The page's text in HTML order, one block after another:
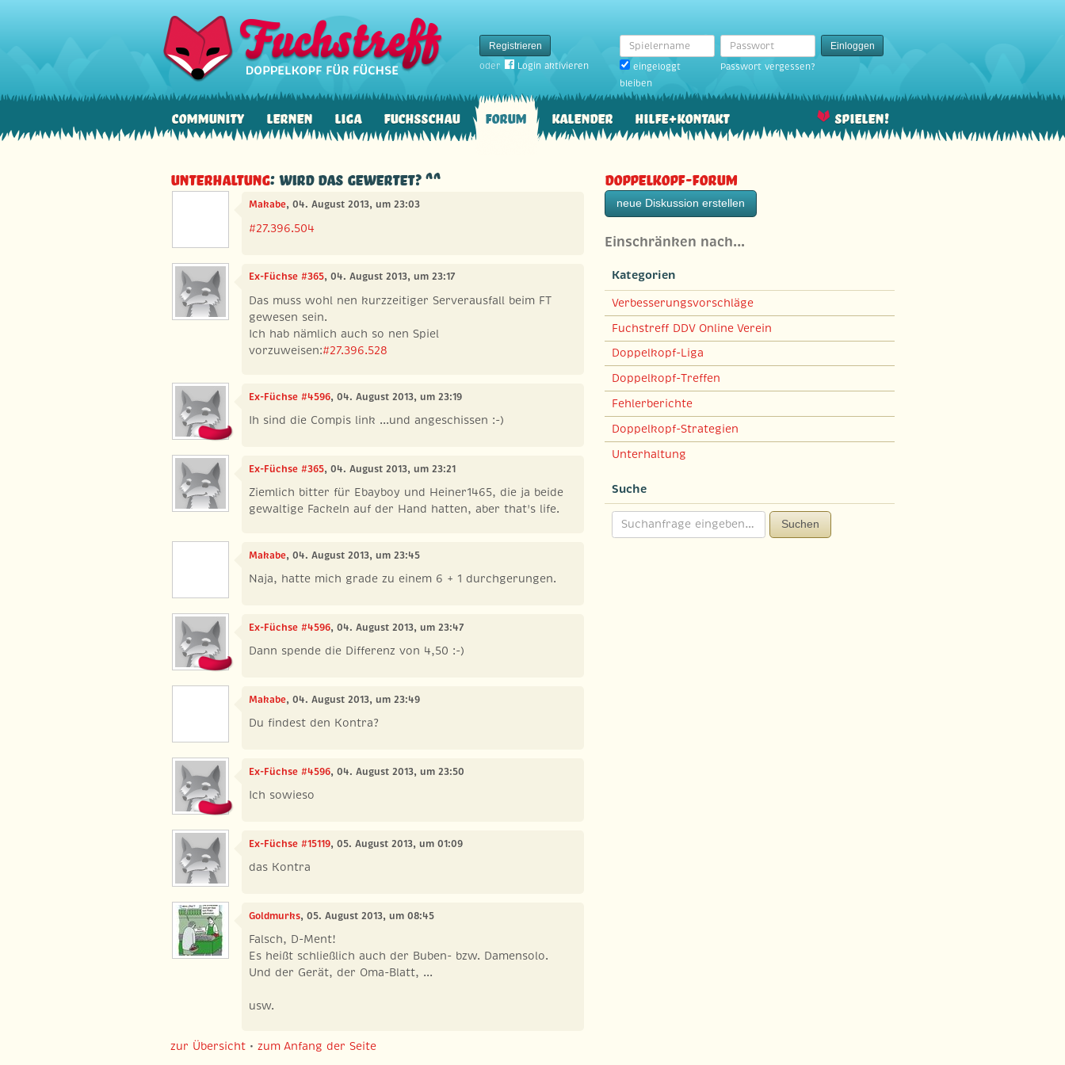
Registrieren
oder
Login aktivieren
Spielername
eingeloggt
bleiben
Passwort
Einloggen
Passwort vergessen?
Community Lernen Liga Fuchsschau Forum Kalender Hilfe+Kontakt Spielen!
Unterhaltung: Wird das gewertet? ^^
Makabe, 04. August 2013, um 23:03
#27.396.504
Ex-Füchse #365, 04. August 2013, um 23:17
Das muss wohl nen kurzzeitiger Serverausfall beim FT
gewesen sein.
Ich hab nämlich auch so nen Spiel
vorzuweisen:#27.396.528
Ex-Füchse #4596, 04. August 2013, um 23:19
Ih sind die Compis link ...und angeschissen :-)
Ex-Füchse #365, 04. August 2013, um 23:21
Ziemlich bitter für Ebayboy und Heiner1465, die ja beide
gewaltige Fackeln auf der Hand hatten, aber that's life.
Makabe, 04. August 2013, um 23:45
Naja, hatte mich grade zu einem 6 + 1 durchgerungen.
Ex-Füchse #4596, 04. August 2013, um 23:47
Dann spende die Differenz von 4,50 :-)
Makabe, 04. August 2013, um 23:49
Du findest den Kontra?
Ex-Füchse #4596, 04. August 2013, um 23:50
Ich sowieso
Ex-Füchse #15119, 05. August 2013, um 01:09
das Kontra
Goldmurks, 05. August 2013, um 08:45
Falsch, D-Ment!
Es heißt schließlich auch der Buben- bzw. Damensolo.
Und der Gerät, der Oma-Blatt, ...
usw.
zur Übersicht •zum Anfang der Seite
Doppelkopf-Forum
neue Diskussion erstellen
Einschränken nach…
Kategorien
Verbesserungsvorschläge
Fuchstreff DDV Online Verein
Doppelkopf-Liga
Doppelkopf-Treffen
Fehlerberichte
Doppelkopf-Strategien
Unterhaltung
Suche
Suchen